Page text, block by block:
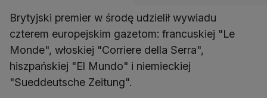
Brytyjski premier w środę udzielił wywiadu
czterem europejskim gazetom: francuskiej "Le
Monde", włoskiej "Corriere della Serra",
hiszpańskiej "El Mundo" i niemieckiej
"Sueddeutsche Zeitung".